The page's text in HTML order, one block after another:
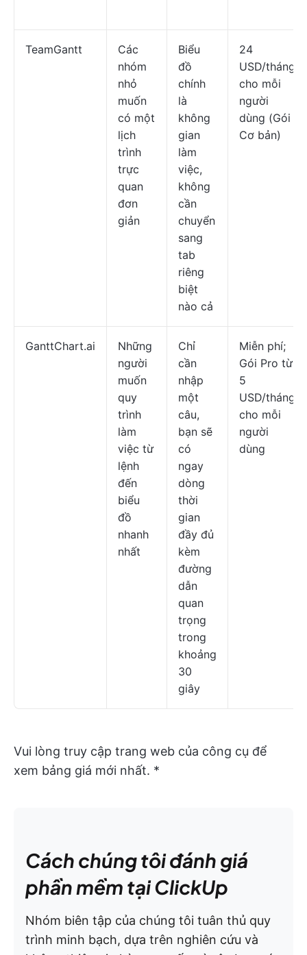
TeamGantt
Các
nhóm
nhỏ
muốn
có một
lịch
trình
trực
quan
đơn
giản
Biểu
đồ
chính
là
không
gian
làm
việc,
không
cần
chuyển
sang
tab
riêng
biệt
nào cả
24
USD/tháng
cho mỗi
người
dùng (Gói
Cơ bản)
GanttChart.ai
Những
người
muốn
quy
trình
làm
việc từ
lệnh
đến
biểu
đồ
nhanh
nhất
Chỉ
cần
nhập
một
câu,
bạn sẽ
có
ngay
dòng
thời
gian
đầy đủ
kèm
đường
dẫn
quan
trọng
trong
khoảng
30
giây
Miễn phí;
Gói Pro từ
5
USD/tháng
cho mỗi
người
dùng
Vui lòng truy cập trang web của công cụ để
xem bảng giá mới nhất. *
Cách chúng tôi đánh giá
phần mềm tại ClickUp
Nhóm biên tập của chúng tôi tuân thủ quy
trình minh bạch, dựa trên nghiên cứu và